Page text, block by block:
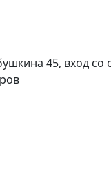
45, вход со